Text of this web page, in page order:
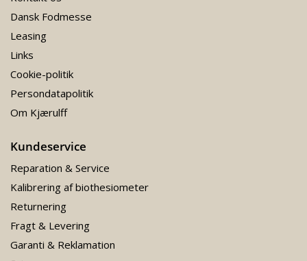
Dansk Fodmesse
Leasing
Links
Cookie-politik
Persondatapolitik
Om Kjærulff
Kundeservice
Reparation & Service
Kalibrering af biothesiometer
Returnering
Fragt & Levering
Garanti & Reklamation